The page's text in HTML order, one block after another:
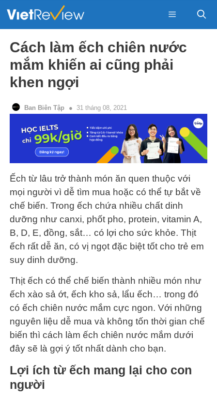
Menu
Cách làm ếch chiên nước
mắm khiến ai cũng phải
khen ngợi
Ban Biên Tập 31 tháng 08, 2021
Ếch từ lâu trở thành món ăn quen thuộc với
mọi người vì dễ tìm mua hoặc có thể tự bắt về
chế biến. Trong ếch chứa nhiều chất dinh
dưỡng như canxi, phốt pho, protein, vitamin A,
B, D, E, đồng, sắt… có lợi cho sức khỏe. Thịt
ếch rất dễ ăn, có vị ngọt đặc biệt tốt cho trẻ em
suy dinh dưỡng.
Thịt ếch có thể chế biến thành nhiều món như
ếch xào sả ớt, ếch kho sả, lẩu ếch… trong đó
có ếch chiên nước mắm cực ngon. Với những
nguyên liệu dễ mua và không tốn thời gian chế
biến thì cách làm ếch chiên nước mắm dưới
đây sẽ là gợi ý tốt nhất dành cho bạn.
Lợi ích từ ếch mang lại cho con
người